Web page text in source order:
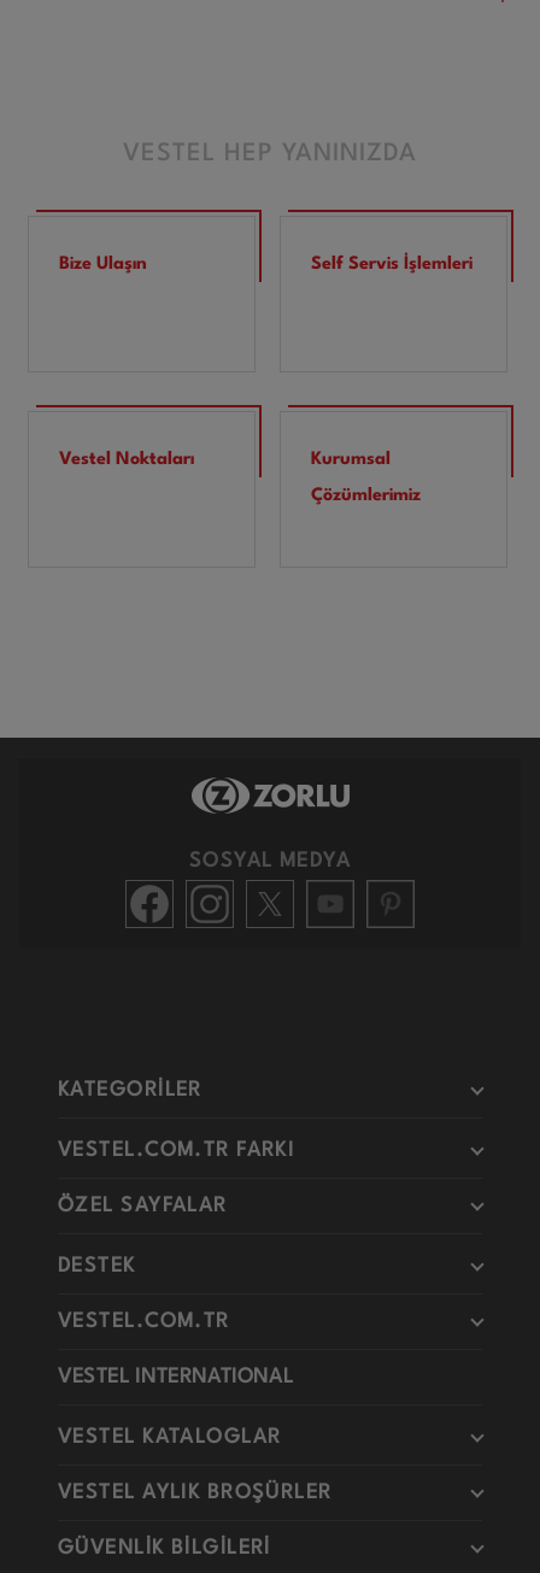
VESTEL HEP YANINIZDA
Bize Ulaşın Self Servis İşlemleri
Vestel Noktaları
Kurumsal
Çözümlerimiz
SOSYAL MEDYA
KATEGORİLER
VESTEL.COM.TR FARKI
ÖZEL SAYFALAR
DESTEK
VESTEL.COM.TR
VESTEL INTERNATIONAL
VESTEL KATALOGLAR
VESTEL AYLIK BROŞÜRLER
GÜVENLİK BİLGİLERİ